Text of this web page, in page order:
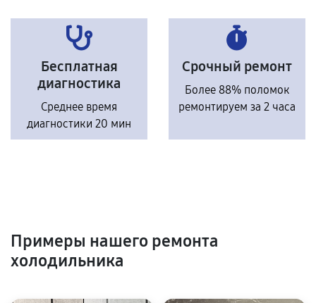
Бесплатная
диагностика
Среднее время
диагностики 20 мин
Срочный ремонт
Более 88% поломок
ремонтируем за 2 часа
Примеры нашего ремонта
холодильника